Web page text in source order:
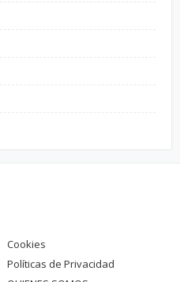
Cookies
Políticas de Privacidad